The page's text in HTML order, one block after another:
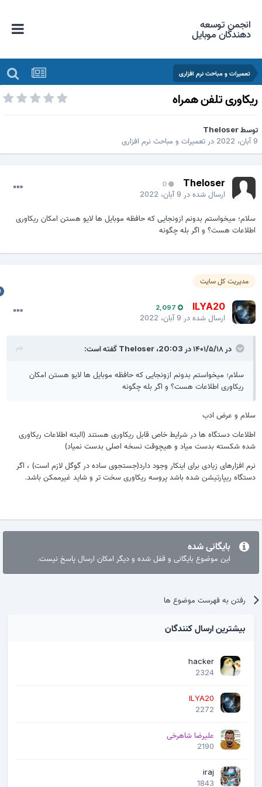
انجمن توسعه
دهندگان موبایل
تعمیرات و مباحث نرم افزاری
تلفن همراه
Theloser
درتعمیرات و مباحث نرم افزاری
Theloser
ارسال شده در9 آبان، 2022
میخواستم بدونم ازونجایی که حافظه موبایل ها لایو هستن امکان ریکاوری
هست؟ و اگر بله چگونه
مدیریت کل سایت
ILYA20
ارسال شده در9 آبان، 2022
در ۱۴۰۱/۵/۱۸ در 20:03، Theloserگفته است:
سلام؛ میخواستم بدونم ازونجایی که حافظه موبایل ها لایو هستن امکان
ریکاوری اطلاعات هست؟ و اگر بله چگونه
و عرض ادب
دستگاه ها در شرایط خاص قابل ریکاوری هستند (البته اطلاعات ریکاوری
شکسته بدست میاد و هیچوقت نسخه اصلی بدست نمیاد)
افزارهای زیادی برای اینکار وجود دارد(جستجوی ساده در گوگل لازم است) ، اگر
ریپارتیشن شده باشد پروسه ریکاوری سخت تر و شاید غیرممکن باشد.
بایگانی شده
این موضوع بایگانی و قفل شده و دیگر امکان ارسال پاسخ نیست.
رفتن به فهرست موضوع ها
بیشترین ارسال کنندگان
hacker
2324
ILYA20
2272
علیرضا شاهرخی
2190
iraj
1843